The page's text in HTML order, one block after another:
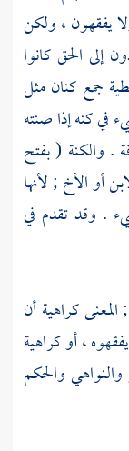
يفقهون ، ولكن
إلى الحق كانوا
جمع كنان مثل
في كنه إذا صنته
. والكنة ( بفتح
أو الأخ ; لأنها
. وقد تقدم في
كراهية أن
، أو كراهية
والحكم